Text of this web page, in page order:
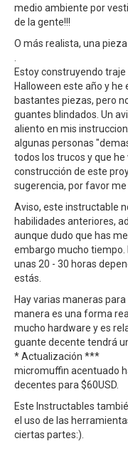
medio ambiente por
de la gente!!!
O más realista, una
Estoy construyendo
Halloween este año y
bastantes piezas, pero
guantes blindados. Un
aliento en mis
algunas personas
todos los trucos y que
construcción de este
sugerencia, por favor
Aviso, este instructable
habilidades anteriores,
aunque dudo que has
embargo mucho tiempo.
unas 20 - 30 horas
estás.
Hay varias maneras
manera es una forma
mucho hardware y es
guante decente tendrá
* Actualización ***
micromuffin acentuado
decentes para $60USD.
Este Instructables
el uso de las
ciertas partes:).